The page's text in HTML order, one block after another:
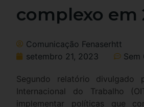
complexo em
Comunicação Fenaserhtt
setembro 21, 2023
Sem
Segundo relatório divulgado
Internacional do Trabalho
implementar políticas que